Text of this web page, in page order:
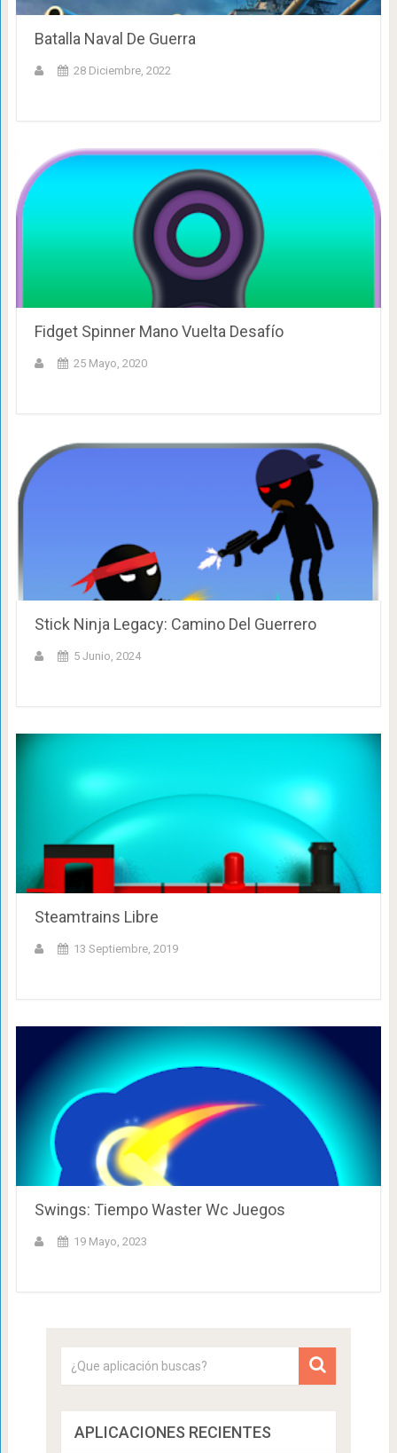
Batalla Naval De Guerra
28 Diciembre, 2022
Fidget Spinner Mano Vuelta Desafío
25 Mayo, 2020
Stick Ninja Legacy: Camino Del Guerrero
5 Junio, 2024
Steamtrains Libre
13 Septiembre, 2019
Swings: Tiempo Waster Wc Juegos
19 Mayo, 2023
APLICACIONES RECIENTES